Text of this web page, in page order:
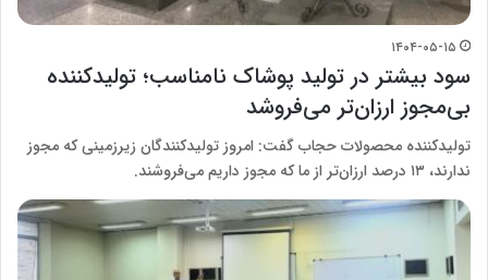
۱۴۰۴-۰۵-۱۵
سود بیشتر در تولید پوشاک نامناسب؛ تولیدکننده
بی‌مجوز ارزان‌تر می‌فروشد
تولیدکننده محصولات حجاب گفت: امروز تولیدکنندگان زیرزمینی که مجوز
ندارند، ۱۳ درصد ارزان‌تر از ما که مجوز داریم می‌فروشند.